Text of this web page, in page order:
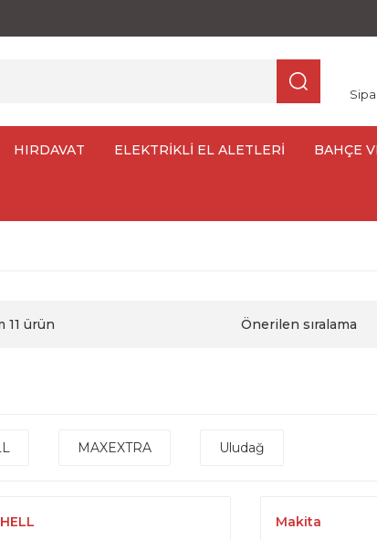
HIRDAVAT ELEKTRİKLİ EL ALETLERİ BAHÇE
11 ürün
MAXEXTRA Uludağ
Makita